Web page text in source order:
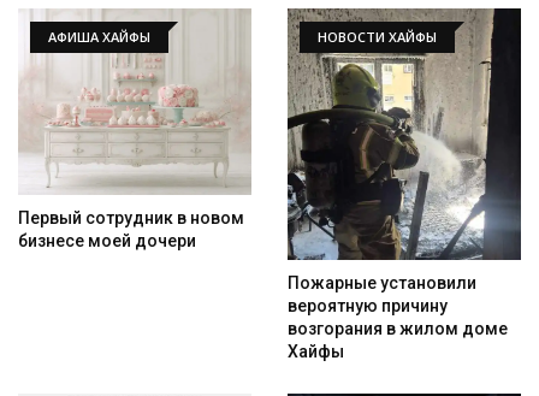
АФИША ХАЙФЫ
Первый сотрудник в новом
бизнесе моей дочери
НОВОСТИ ХАЙФЫ
Пожарные установили
вероятную причину
возгорания в жилом доме
Хайфы